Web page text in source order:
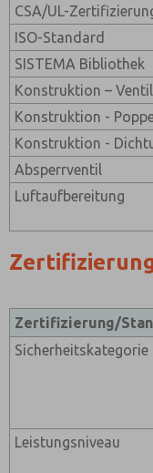
CSA/UL-
ISO-Standard
SISTEMA Bibliothek
Konstruktion –
Konstruktion -
Konstruktion -
Absperrventil
Luftaufbereitung
Zertifizierung/
Sicherheitskategorie
Leistungsniveau